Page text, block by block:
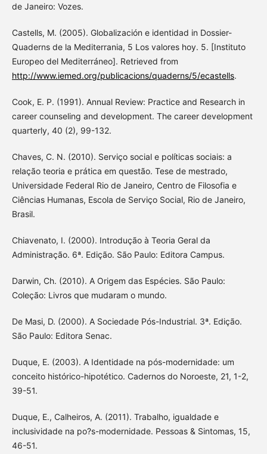
de Janeiro: Vozes.
Castells, M. (2005). Globalización e identidad in Dossier-
Quaderns de la Mediterrania, 5 Los valores hoy. 5. [Instituto
Europeo del Mediterráneo]. Retrieved from
http://www.iemed.org/publicacions/quaderns/5/ecastells.
Cook, E. P. (1991). Annual Review: Practice and Research in
career counseling and development. The career development
quarterly, 40 (2), 99-132.
Chaves, C. N. (2010). Serviço social e políticas sociais: a
relação teoria e prática em questão. Tese de mestrado,
Universidade Federal Rio de Janeiro, Centro de Filosofia e
Ciências Humanas, Escola de Serviço Social, Rio de Janeiro,
Brasil.
Chiavenato, I. (2000). Introdução à Teoria Geral da
Administração. 6ª. Edição. São Paulo: Editora Campus.
Darwin, Ch. (2010). A Origem das Espécies. São Paulo:
Coleção: Livros que mudaram o mundo.
De Masi, D. (2000). A Sociedade Pós-Industrial. 3ª. Edição.
São Paulo: Editora Senac.
Duque, E. (2003). A Identidade na pós-modernidade: um
conceito histórico-hipotético. Cadernos do Noroeste, 21, 1-2,
39-51.
Duque, E., Calheiros, A. (2011). Trabalho, igualdade e
inclusividade na po?s-modernidade. Pessoas & Sintomas, 15,
46-51.